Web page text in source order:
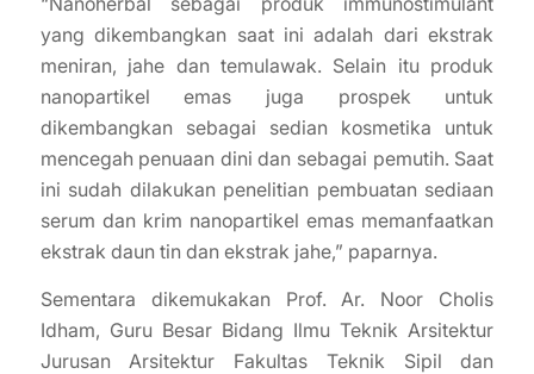
yang dikembangkan saat ini adalah dari ekstrak
meniran, jahe dan temulawak. Selain itu produk
nanopartikel emas juga prospek untuk
dikembangkan sebagai sedian kosmetika untuk
mencegah penuaan dini dan sebagai pemutih. Saat
ini sudah dilakukan penelitian pembuatan sediaan
serum dan krim nanopartikel emas memanfaatkan
ekstrak daun tin dan ekstrak jahe,” paparnya.
Sementara dikemukakan Prof. Ar. Noor Cholis
Idham, Guru Besar Bidang Ilmu Teknik Arsitektur
Jurusan Arsitektur Fakultas Teknik Sipil dan